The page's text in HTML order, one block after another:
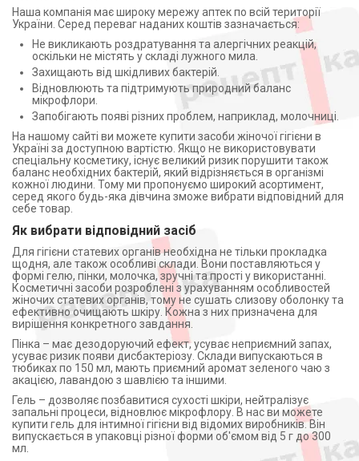
Наша компанія має широку мережу аптек по всій території
України. Серед переваг наданих коштів зазначається:
Не викликають роздратування та алергічних реакцій,
оскільки не містять у складі лужного мила.
Захищають від шкідливих бактерій.
Відновлюють та підтримують природний баланс
мікрофлори.
Запобігають появі різних проблем, наприклад, молочниці.
На нашому сайті ви можете купити засоби жіночої гігієни в
Україні за доступною вартістю. Якщо не використовувати
спеціальну косметику, існує великий ризик порушити також
баланс необхідних бактерій, який відрізняється в організмі
кожної людини. Тому ми пропонуємо широкий асортимент,
серед якого будь-яка дівчина зможе вибрати відповідний для
себе товар.
Як вибрати відповідний засіб
Для гігієни статевих органів необхідна не тільки прокладка
щодня, але також особливі склади. Вони поставляються у
формі гелю, пінки, молочка, зручні та прості у використанні.
Косметичні засоби розроблені з урахуванням особливостей
жіночих статевих органів, тому не сушать слизову оболонку та
ефективно очищають шкіру. Кожна з них призначена для
вирішення конкретного завдання.
Пінка – має дезодоруючий ефект, усуває неприємний запах,
усуває ризик появи дисбактеріозу. Склади випускаються в
тюбиках по 150 мл, мають приємний аромат зеленого чаю з
акацією, лавандою з шавлією та іншими.
Гель – дозволяє позбавитися сухості шкіри, нейтралізує
запальні процеси, відновлює мікрофлору. В нас ви можете
купити гель для інтимної гігієни від відомих виробників. Він
випускається в упаковці різної форми об'ємом від 5 г до 300
мл.